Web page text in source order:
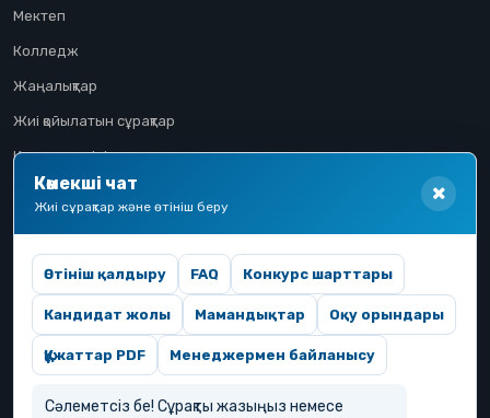
Мектеп
Колледж
Жаңалықтар
Жиі қойылатын сұрақтар
Конкурстық іріктеу
Үміткер жолы
Көмекші чат
Жиі сұрақтар және өтініш беру
Өтініш қалдыру FAQ Конкурс шарттары
Кандидат жолы Мамандықтар Оқу орындары
Құжаттар PDF Менеджермен байланысу
Сәлеметсіз бе! Сұрақты жазыңыз немесе